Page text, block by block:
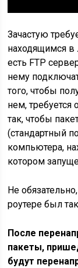
Зачастую
находящимся в
есть FTP
нему
того, чтобы
нем, требуется
так, чтобы
(стандартный
компьютера,
котором
Не
роутере был
После
пакеты,
будут